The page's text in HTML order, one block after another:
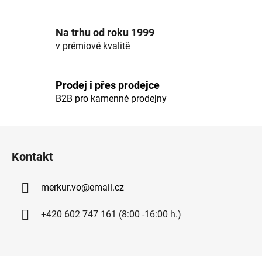
v
k
p
i
Na trhu od roku 1999
v prémiové kvalitě
Prodej i přes prodejce
B2B pro kamenné prodejny
Kontakt
merkur.vo@email.cz
+420 602 747 161 (8:00 -16:00 h.)